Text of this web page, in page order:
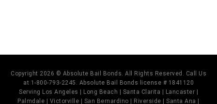
Copyright 2026 © Absolute Bail Bonds. All Rights Reserved. Call Us
at 1-800-793-2245. Absolute Bail Bonds license # 1841120
Serving Los Angeles | Long Beach | Santa Clarita | Lancaster |
Palmdale | Victorville | San Bernardino | Riverside | Santa Ana |